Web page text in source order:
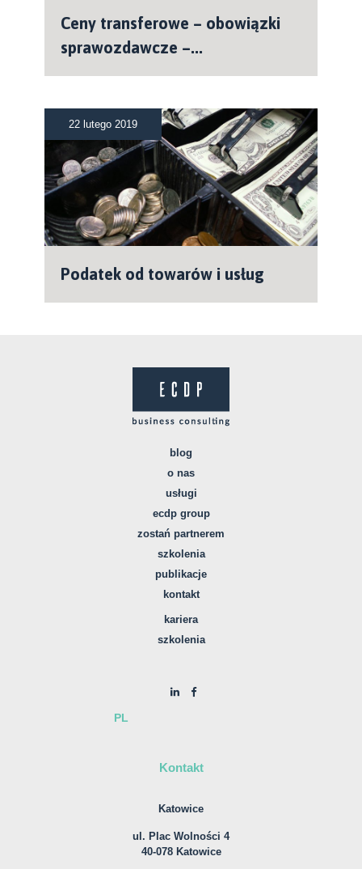
Ceny transferowe – obowiązki
sprawozdawcze –...
22 lutego 2019
Podatek od towarów i usług
blog
o nas
usługi
ecdp group
zostań partnerem
szkolenia
publikacje
kontakt
kariera
szkolenia
PL
Kontakt
Katowice
ul. Plac Wolności 4
40-078 Katowice